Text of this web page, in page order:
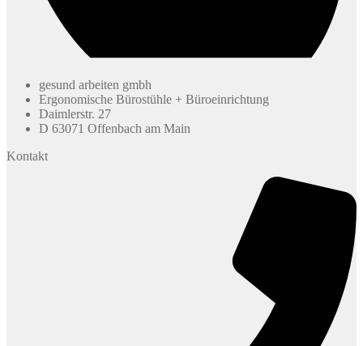
gesund arbeiten gmbh
Ergonomische Bürostühle + Büroeinrichtung
Daimlerstr. 27
D 63071 Offenbach am Main
Kontakt